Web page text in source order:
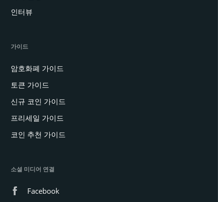
인터뷰
가이드
암호화폐 가이드
토큰 가이드
신규 코인 가이드
프리세일 가이드
코인 추천 가이드
소셜 미디어 연결
Facebook